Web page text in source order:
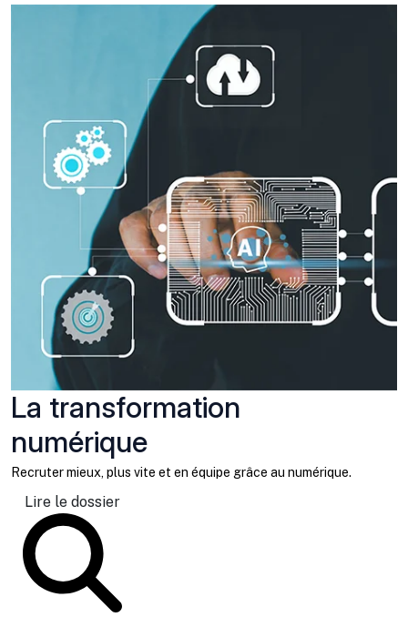
La transformation
numérique
Recruter mieux, plus vite et en équipe grâce au numérique.
Lire le dossier